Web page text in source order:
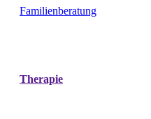
Familienberatung
Therapie